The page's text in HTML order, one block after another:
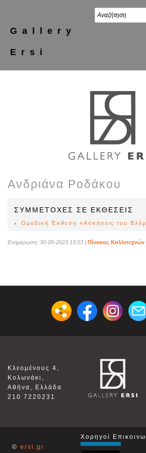
Gallery
Ersi
Ανδριάνα Ροδάκου
ΣΥΜΜΕΤΟΧΕΣ ΣΕ ΕΚΘΕΣΕΙΣ
Ομαδική Έκθεση «Ασκήσεις του
Ενημέρωση: 30-05-2023 13:53 | Πίνακας Καλλιτεχνών
Κλεομένους 4,
Κολωνάκι,
Αθήνα, Ελλάδα
210 7220231
© ersi.gr
Χορηγοί